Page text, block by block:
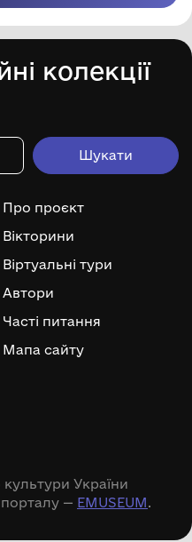
колекції
Про проєкт
Вікторини
Віртуальні тури
Автори
Часті питання
Мапа сайту
культури України
— EMUSEUM.